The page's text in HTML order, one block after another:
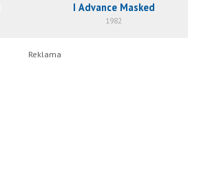
I Advance Masked
1982